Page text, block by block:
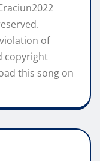
of
copyright
this song on